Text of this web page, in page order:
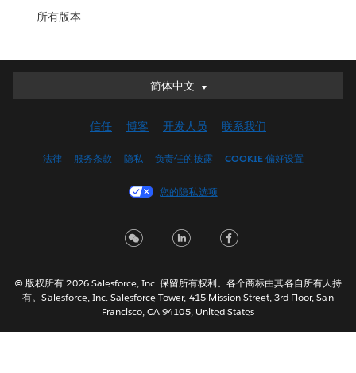
所有版本
简体中文
简体中文
English (UK)
Français (Canada)
Italiano
한국어
Nederlands
信任 博客 开发人员 联系我们
法律 服务条款 隐私 负责任的披露 COOKIE 偏好设置
您的隐私选项
© 版权所有 2026 Salesforce, Inc. 保留所有权利。各个商标由其各自所有人持
有。Salesforce, Inc. Salesforce Tower, 415 Mission Street, 3rd Floor, San
Francisco, CA 94105, United States